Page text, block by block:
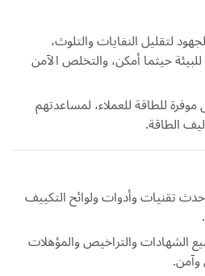
لتقليل النفايات والتلوث،
حيثما أمكن، والتخلص الآمن
موفرة للطاقة للعملاء، لمساعدتهم
الطاقة.
تقنيات وأدوات ولوائح التكييف
الشهادات والتراخيص والمؤهلات
وآمن.